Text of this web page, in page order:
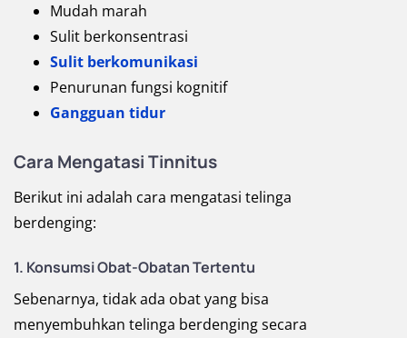
Mudah marah
Sulit berkonsentrasi
Sulit berkomunikasi
Penurunan fungsi kognitif
Gangguan tidur
Cara MengatasiTinnitus
Berikut ini adalah cara mengatasi telinga
berdenging:
1. Konsumsi Obat-Obatan Tertentu
Sebenarnya, tidak ada obat yang bisa
menyembuhkan telinga berdenging secara